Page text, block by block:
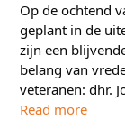
Op de ochtend
geplant in de
zijn een
belang van
veteranen: dhr.
Read more